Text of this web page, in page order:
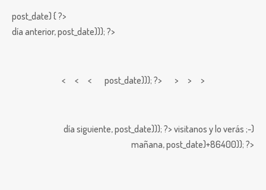
post_date) { ?>
día anterior,post_date))); ?>
< < < post_date))); ?> > > >
día siguiente,post_date))); ?> visitanos y lo verás ;-)
mañana,post_date)+86400)); ?>